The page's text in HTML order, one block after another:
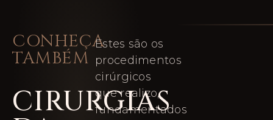
CONHEÇA
TAMBÉM
CIRURGIAS
Estes são os
procedimentos
cirúrgicos
que realizo,
fundamentados